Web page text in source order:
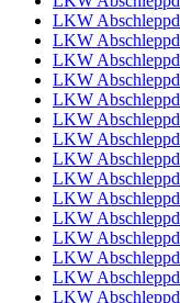
LKW
LKW
LKW
LKW
LKW
LKW
LKW
LKW
LKW
LKW
LKW
LKW
LKW
LKW
LKW